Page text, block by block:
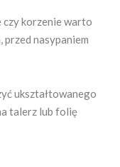
czy korzenie warto
przed nasypaniem
ukształtowanego
talerz lub folię